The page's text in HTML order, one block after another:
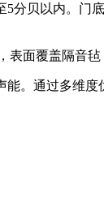
贝以内。门
面覆盖隔音毡
。通过多维度